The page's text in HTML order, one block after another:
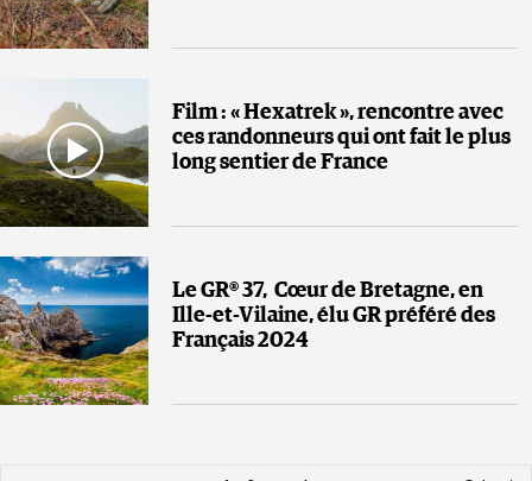
Film : « Hexatrek », rencontre avec
ces randonneurs qui ont fait le plus
long sentier de France
Le GR® 37, Cœur de Bretagne, en
Ille-et-Vilaine, élu GR préféré des
Français 2024